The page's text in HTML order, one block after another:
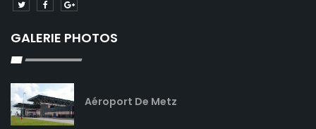
GALERIE PHOTOS
Aéroport De Metz